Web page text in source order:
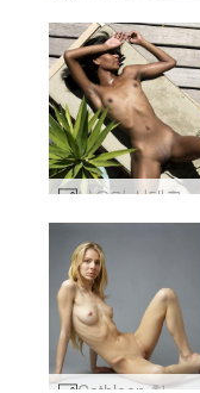
나오미 선데크 #13